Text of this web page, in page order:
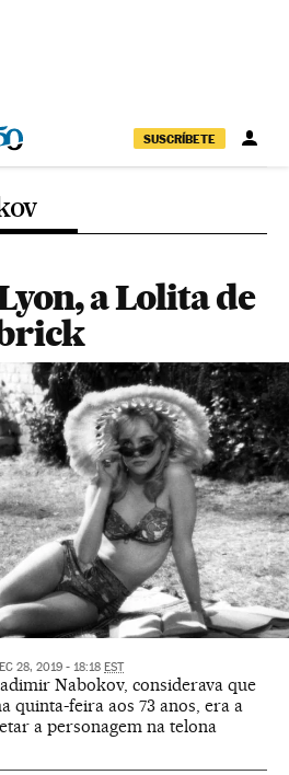
SUSCRÍBETE
a Lolita de
28, 2019 - 18:18 EST
Nabokov, considerava que
quinta-feira aos 73 anos, era a
a personagem na telona